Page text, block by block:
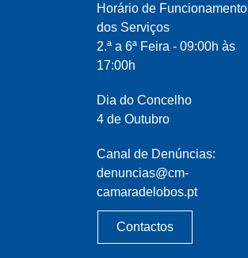
Horário de Funcionamento
dos Serviços
2.ª a 6ª Feira - 09:00h às
17:00h
Dia do Concelho
4 de Outubro
Canal de Denúncias:
denuncias@cm-
camaradelobos.pt
Contactos